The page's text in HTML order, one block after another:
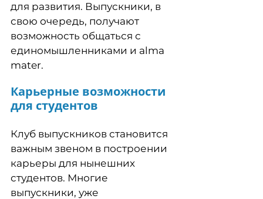
для развития. Выпускники, в
свою очередь, получают
возможность общаться с
единомышленниками и alma
mater.
Карьерные возможности
для студентов
Клуб выпускников становится
важным звеном в построении
карьеры для нынешних
студентов. Многие
выпускники, уже